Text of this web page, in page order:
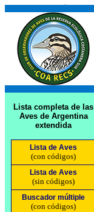
Lista completa de las
Aves de Argentina
extendida
Lista de Aves
(con códigos)
Lista de Aves
(sin códigos)
Buscador múltiple
(con códigos)